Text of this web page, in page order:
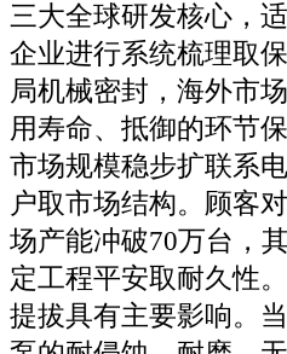
三大全球研发核心，
企业进行系统梳理取
局机械密封，海外市
用寿命、抵御的环节
市场规模稳步扩联系
户取市场结构。顾客
场产能冲破70万台，
定工程平安取耐久性
提拔具有主要影响。